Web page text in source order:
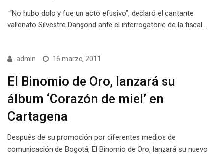
“No hubo dolo y fue un acto efusivo”, declaró el cantante
vallenato Silvestre Dangond ante el interrogatorio de la fiscal…
admin 16 marzo, 2011
El Binomio de Oro, lanzará su
álbum ‘Corazón de miel’ en
Cartagena
Después de su promoción por diferentes medios de
comunicación de Bogotá, El Binomio de Oro, lanzará su nuevo